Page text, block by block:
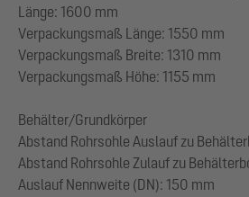
Länge: 1600 mm
Verpackungsmaß Länge: 1550 mm
Verpackungsmaß Breite: 1310 mm
Verpackungsmaß Höhe: 1155 mm
Behälter/Grundkörper
Abstand Rohrsohle Auslauf zu
Abstand Rohrsohle Zulauf zu
Auslauf Nennweite (DN): 150 mm